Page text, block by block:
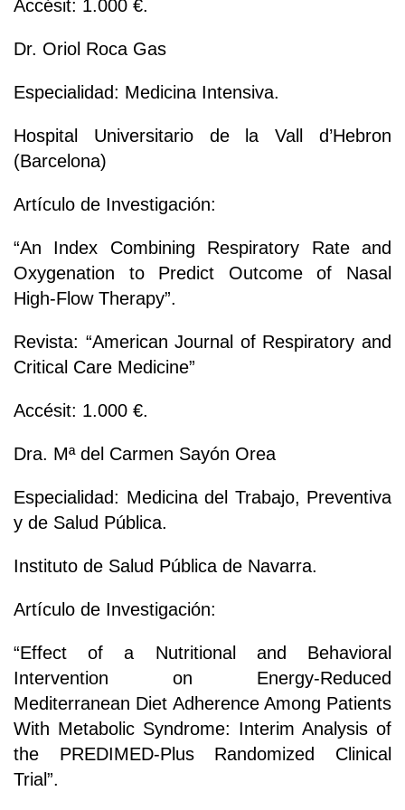
Accésit: 1.000 €.
Dr. Oriol Roca Gas
Especialidad: Medicina Intensiva.
Hospital Universitario de la Vall d’Hebron
(Barcelona)
Artículo de Investigación:
“An Index Combining Respiratory Rate and
Oxygenation to Predict Outcome of Nasal
High-Flow Therapy”.
Revista: “American Journal of Respiratory and
Critical Care Medicine”
Accésit: 1.000 €.
Dra. Mª del Carmen Sayón Orea
Especialidad: Medicina del Trabajo, Preventiva
y de Salud Pública.
Instituto de Salud Pública de Navarra.
Artículo de Investigación:
“Effect of a Nutritional and Behavioral
Intervention on Energy-Reduced
Mediterranean Diet Adherence Among Patients
With Metabolic Syndrome: Interim Analysis of
the PREDIMED-Plus Randomized Clinical
Trial”.